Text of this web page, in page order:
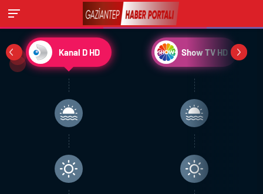
Kanal D HD Show TV HD